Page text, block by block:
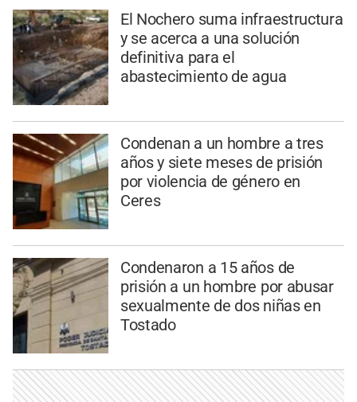
El Nochero suma infraestructura
y se acerca a una solución
definitiva para el
abastecimiento de agua
Condenan a un hombre a tres
años y siete meses de prisión
por violencia de género en
Ceres
Condenaron a 15 años de
prisión a un hombre por abusar
sexualmente de dos niñas en
Tostado